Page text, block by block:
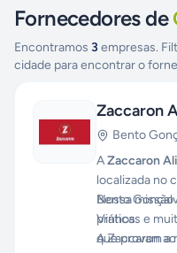
Fornecedores de
Encontramos 3 empresas.
cidade para encontrar o
Zaccaron
Bento
AZaccaron
localizada no
Bento
Vinhos.
Nossa
práticas e
que provam a
A Zaccaron